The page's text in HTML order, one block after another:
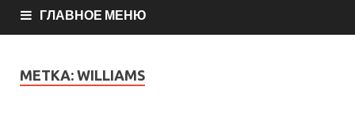
ГЛАВНОЕ МЕНЮ
МЕТКА: WILLIAMS